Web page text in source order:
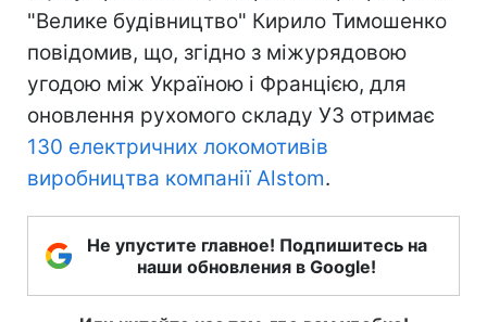
"Велике будівництво" Кирило Тимошенко
повідомив, що, згідно з міжурядовою
угодою між Україною і Францією, для
оновлення рухомого складу УЗ отримає
130 електричних локомотивів
виробництва компанії Alstom.
Не упустите главное! Подпишитесь на
наши обновления в Google!